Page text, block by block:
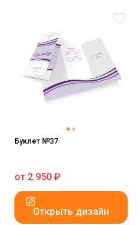
Буклет №37
от 2 950 ₽
Открыть дизайн